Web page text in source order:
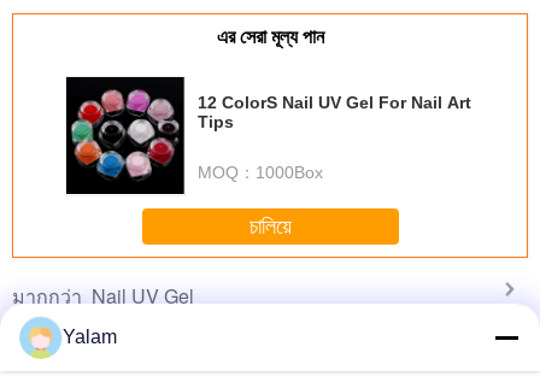
এর সেরা মূল্য পান
12 ColorS Nail UV Gel For Nail Art
Tips
MOQ： 1000Box
চালিয়ে
มากกว่า Nail UV Gel
Yalam